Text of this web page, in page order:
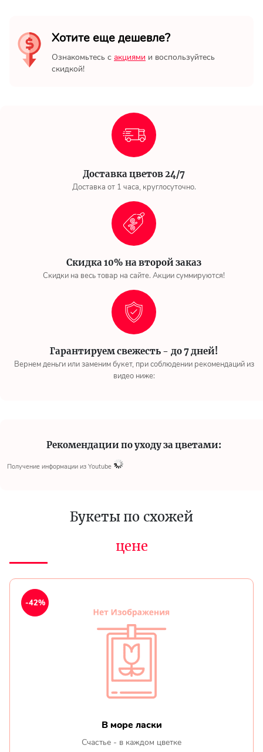
Хотите еще дешевле?
Ознакомьтесь с акциями и воспользуйтесь
скидкой!
Доставка цветов 24/7
Доставка от 1 часа, круглосуточно.
Скидка 10% на второй заказ
Скидки на весь товар на сайте. Акции суммируются!
Гарантируем свежесть - до 7 дней!
Вернем деньги или заменим букет, при соблюдении рекомендаций из
видео ниже:
Рекомендации по уходу за цветами:
Получение информации из Youtube
Букеты по схожей
цене
В море ласки
Счастье - в каждом цветке
-42%